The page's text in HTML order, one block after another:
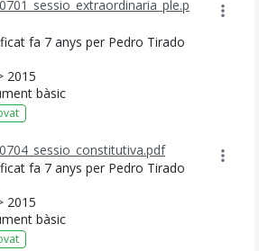
fa 7 anys per Pedro Tirado
2015
bàsic
fa 7 anys per Pedro Tirado
2015
bàsic